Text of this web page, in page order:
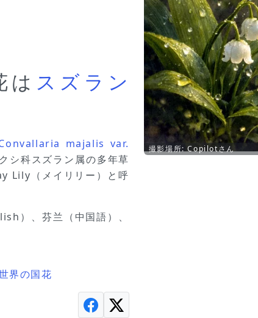
は スズラン
majalis var.
シ科スズラン属の多年草
Lily（メイリリー）と呼
）、芬兰（中国語）、
界の国花
撮影場所: Copilotさん